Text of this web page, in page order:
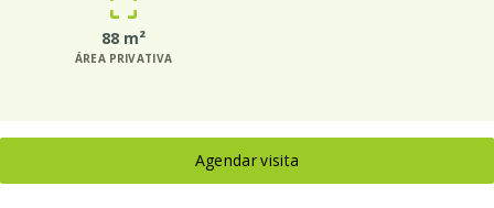
88 m²
ÁREA PRIVATIVA
Agendar visita